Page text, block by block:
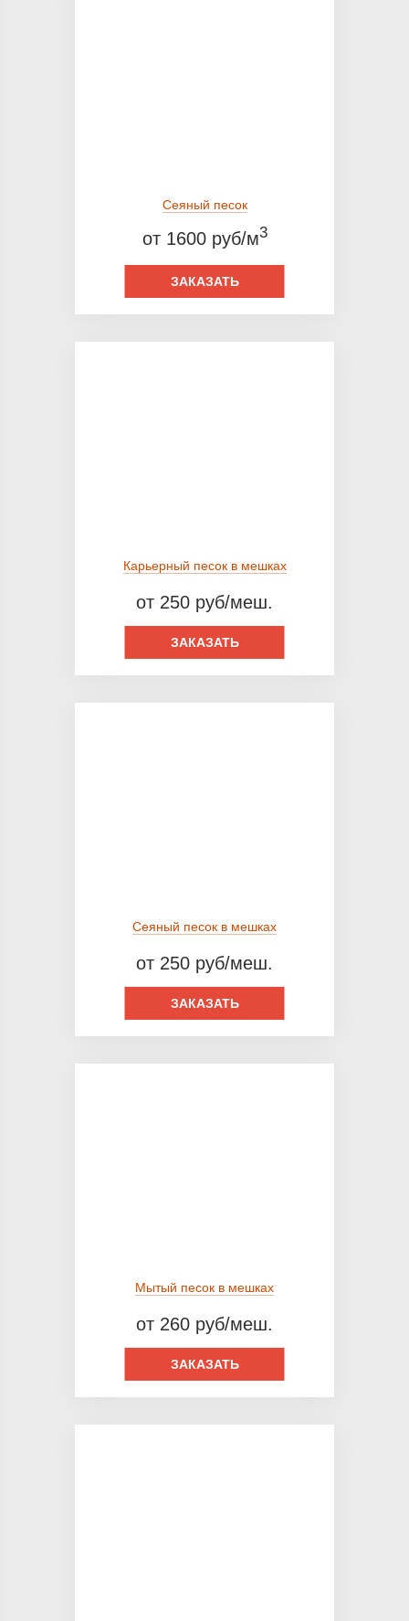
Сеяный песок
от 1600 руб/м3
ЗАКАЗАТЬ
Карьерный песок в мешках
от 250 руб/меш.
ЗАКАЗАТЬ
Сеяный песок в мешках
от 250 руб/меш.
ЗАКАЗАТЬ
Мытый песок в мешках
от 260 руб/меш.
ЗАКАЗАТЬ